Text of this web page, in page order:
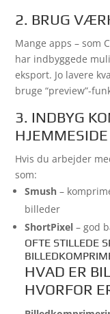
2. BRUG
Mange apps – som
har indbyggede
eksport. Jo lavere
bruge “preview”-
3. INDBYG
HJEMMESIDE
Hvis du arbejder
som:
Smush –
billeder
ShortPixel – god
OFTE STILLEDE
HVAD ER
HVORFOR